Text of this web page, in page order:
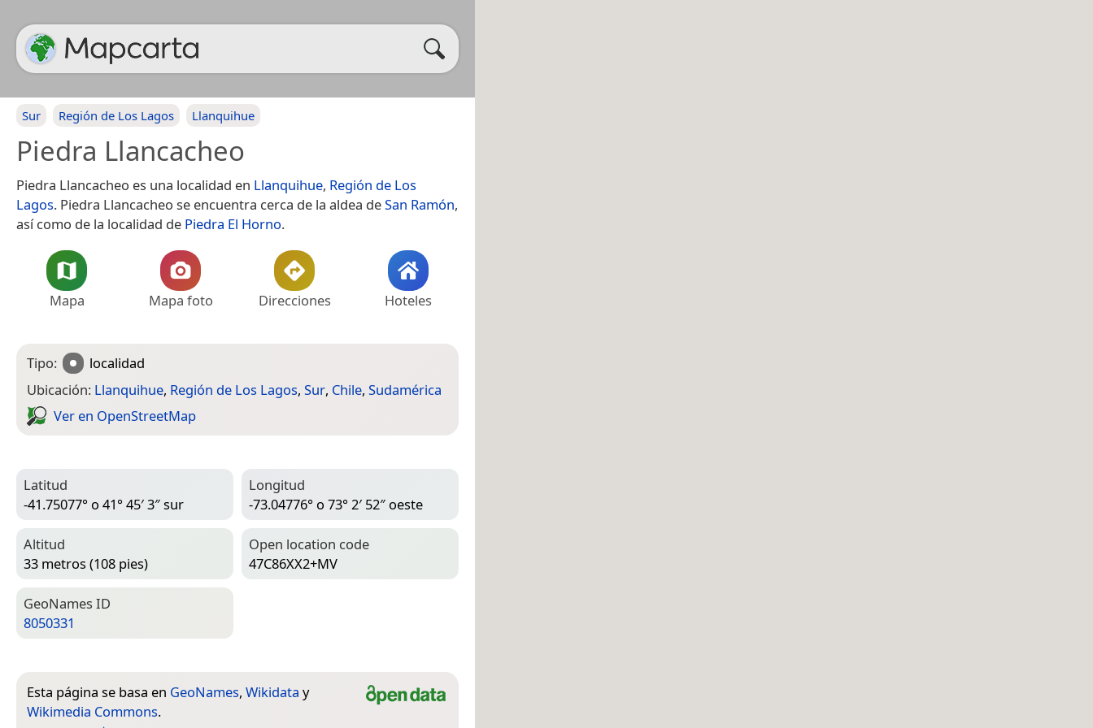
Sur Región de Los Lagos Llanquihue
Piedra Llancacheo
Piedra Llancacheo es una localidad en Llanquihue, Región de Los
Lagos. Piedra Llancacheo se encuentra cerca de la aldea deSan Ramón,
así como de la localidad de Piedra El Horno.
Mapa Mapa foto Direcciones Hoteles
Tipo:
localidad
Ubicación: Llanquihue, Región de Los Lagos, Sur, Chile, Sudamérica
Ver en Open­Street­Map
Latitud
-41.75077° o 41° 45′ 3″ sur
Longitud
-73.04776° o 73° 2′ 52″ oeste
Altitud
33 metros (108 pies)
Open location code
47C86XX2+MV
Geo­Names ID
8050331
Esta página se basa en GeoNames, Wikidata y
Wikimedia Commons.